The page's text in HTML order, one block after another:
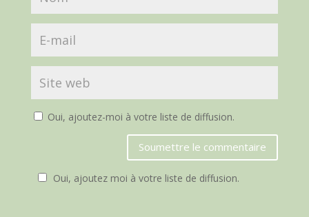
Oui, ajoutez-moi à votre liste de diffusion.
Soumettre le commentaire
Oui, ajoutez moi à votre liste de diffusion.